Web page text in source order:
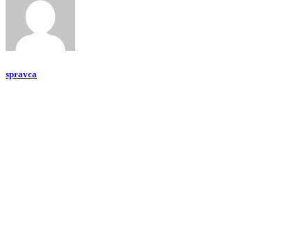
spravca